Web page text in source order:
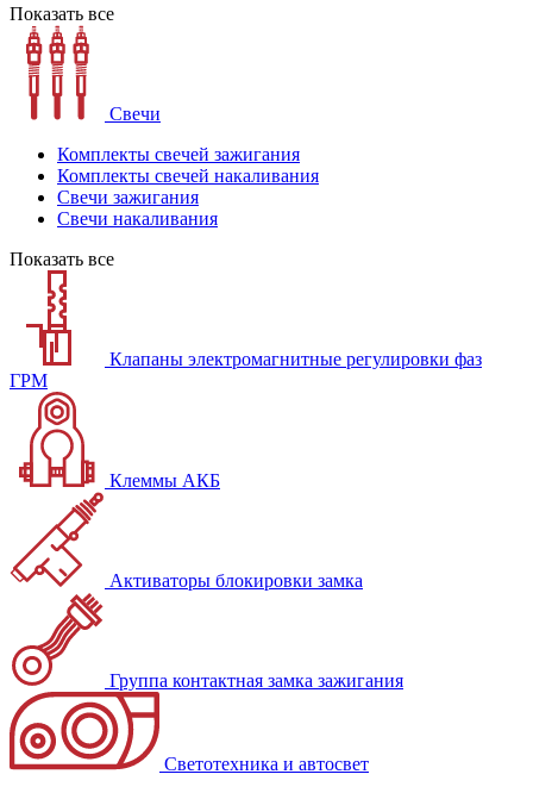
Показать все
Свечи
Комплекты свечей зажигания
Комплекты свечей накаливания
Свечи зажигания
Свечи накаливания
Показать все
Клапаны электромагнитные регулировки фаз
ГРМ
Клеммы АКБ
Активаторы блокировки замка
Группа контактная замка зажигания
Светотехника и автосвет